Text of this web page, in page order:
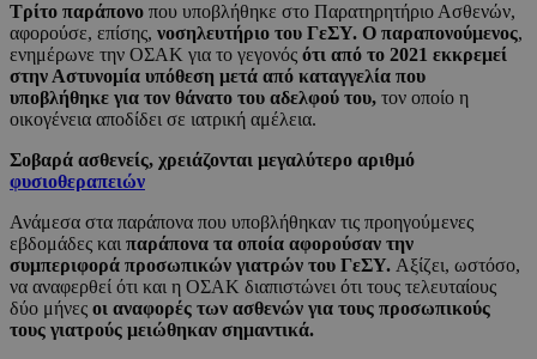
Τρίτο παράπονο που υποβλήθηκε στο Παρατηρητήριο Ασθενών,
αφορούσε, επίσης, νοσηλευτήριο του ΓεΣΥ. Ο παραπονούμενος,
ενημέρωνε την ΟΣΑΚ για το γεγονός ότι από το 2021 εκκρεμεί
στην Αστυνομία υπόθεση μετά από καταγγελία που
υποβλήθηκε για τον θάνατο του αδελφού του, τον οποίο η
οικογένεια αποδίδει σε ιατρική αμέλεια.
Σοβαρά ασθενείς, χρειάζονται μεγαλύτερο αριθμό
φυσιοθεραπειών
Ανάμεσα στα παράπονα που υποβλήθηκαν τις προηγούμενες
εβδομάδες και παράπονα τα οποία αφορούσαν την
συμπεριφορά προσωπικών γιατρών του ΓεΣΥ. Αξίζει, ωστόσο,
να αναφερθεί ότι και η ΟΣΑΚ διαπιστώνει ότι τους τελευταίους
δύο μήνες οι αναφορές των ασθενών για τους προσωπικούς
τους γιατρούς μειώθηκαν σημαντικά.